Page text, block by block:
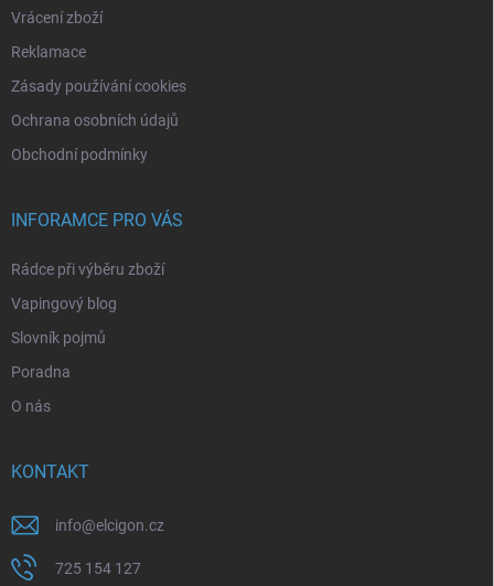
Vrácení zboží
Reklamace
Zásady používání cookies
Ochrana osobních údajů
Obchodní podmínky
INFORAMCE PRO VÁS
Rádce při výběru zboží
Vapingový blog
Slovník pojmů
Poradna
O nás
KONTAKT
info@elcigon.cz
725 154 127